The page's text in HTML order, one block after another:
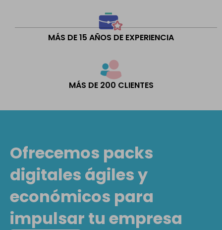
MÁS DE 15 AÑOS DE EXPERIENCIA
MÁS DE 200 CLIENTES
Ofrecemos packs
digitales ágiles y
económicos para
impulsar tu empresa